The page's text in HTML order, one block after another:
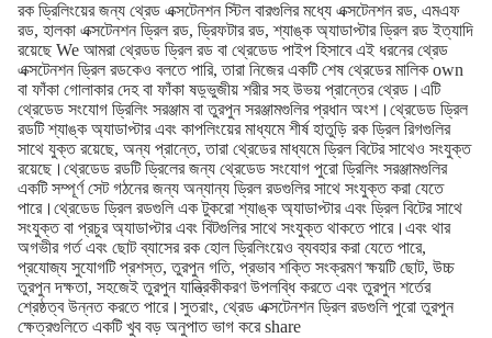
রক ড্রিলিংয়ের জন্য থ্রেড এক্সটেনশন স্টিল বারগুলির মধ্যে এক্সটেনশন রড, এমএফ
রড, হালকা এক্সটেনশন ড্রিল রড, ড্রিফটার রড, শ্যাঙ্ক অ্যাডাপ্টার ড্রিল রড ইত্যাদি
রয়েছে We আমরা থ্রেডড ড্রিল রড বা থ্রেডেড পাইপ হিসাবে এই ধরনের থ্রেড
এক্সটেনশন ড্রিল রডকেও বলতে পারি, তারা নিজের একটি শেষ থ্রেডের মালিক own
বা ফাঁকা গোলাকার দেহ বা ফাঁকা ষড়্ভুজীয় শরীর সহ উভয় প্রান্তের থ্রেড।এটি
থ্রেডেড সংযোগ ড্রিলিং সরঞ্জাম বা তুরপুন সরঞ্জামগুলির প্রধান অংশ।থ্রেডেড ড্রিল
রডটি শ্যাঙ্ক অ্যাডাপ্টার এবং কাপলিংয়ের মাধ্যমে শীর্ষ হাতুড়ি রক ড্রিল রিগগুলির
সাথে যুক্ত রয়েছে, অন্য প্রান্তে, তারা থ্রেডের মাধ্যমে ড্রিল বিটের সাথেও সংযুক্ত
রয়েছে।থ্রেডেড রডটি ড্রিলের জন্য থ্রেডেড সংযোগ পুরো ড্রিলিং সরঞ্জামগুলির
একটি সম্পূর্ণ সেট গঠনের জন্য অন্যান্য ড্রিল রডগুলির সাথে সংযুক্ত করা যেতে
পারে।থ্রেডেড ড্রিল রডগুলি এক টুকরো শ্যাঙ্ক অ্যাডাপ্টার এবং ড্রিল বিটের সাথে
সংযুক্ত বা প্রচুর অ্যাডাপ্টার এবং বিটগুলির সাথে সংযুক্ত থাকতে পারে।এবং থার
অগভীর গর্ত এবং ছোট ব্যাসের রক হোল ড্রিলিংয়েও ব্যবহার করা যেতে পারে,
প্রযোজ্য সুযোগটি প্রশস্ত, তুরপুন গতি, প্রভাব শক্তি সংক্রমণ ক্ষয়টি ছোট, উচ্চ
তুরপুন দক্ষতা, সহজেই তুরপুন যান্ত্রিকীকরণ উপলব্ধি করতে এবং তুরপুন শর্তের
শ্রেষ্ঠত্ব উন্নত করতে পারে।সুতরাং, থ্রেড এক্সটেনশন ড্রিল রডগুলি পুরো তুরপুন
ক্ষেত্রগুলিতে একটি খুব বড় অনুপাত ভাগ করে share